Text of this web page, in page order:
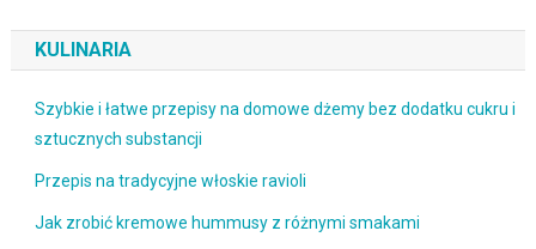
KULINARIA
Szybkie i łatwe przepisy na domowe dżemy bez dodatku cukru i
sztucznych substancji
Przepis na tradycyjne włoskie ravioli
Jak zrobić kremowe hummusy z różnymi smakami